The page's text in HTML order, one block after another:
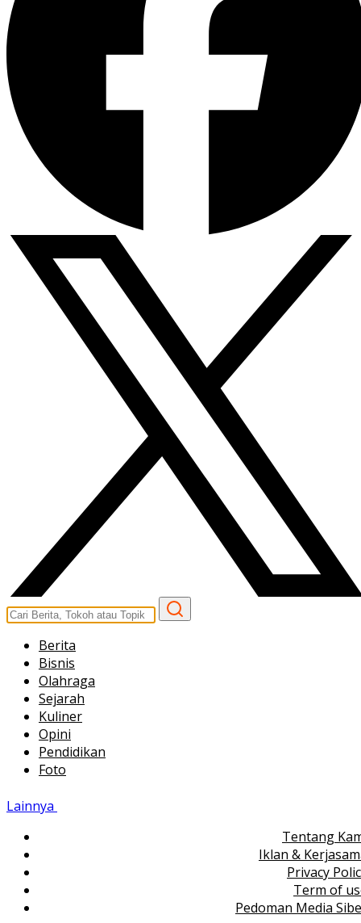
Berita
Bisnis
Olahraga
Sejarah
Kuliner
Opini
Pendidikan
Foto
Lainnya
Tentang
Iklan &
Privacy
Term of
Pedoman Media